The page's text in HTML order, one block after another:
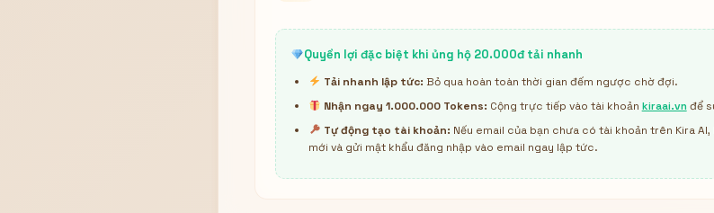
Quyền lợi đặc biệt khi ủng hộ 20.000đ tải nhanh
Tải nhanh lập tức: Bỏ qua hoàn toàn thời gian đếm ngược chờ đợi.
Nhận ngay 1.000.000 Tokens: Cộng trực tiếp vào tài khoản kiraai.vn để
Tự động tạo tài khoản: Nếu email của bạn chưa có tài khoản trên Kira
mới và gửi mật khẩu đăng nhập vào email ngay lập tức.